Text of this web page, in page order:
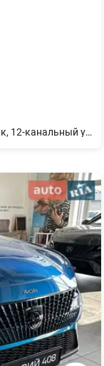
-Аудиосистема "Harman Kardon" 8+1 динамик, 12-канальный усилитель, сабвуфер, общая мощность 480 Вт -Панорамная сдвижная крыша -Светодиодные матричные фары IQ. Light ближнего и дальнего света с LED дневным светом, динамической корректировкой угла наклона света фар и динамическим поворотным светом вкл. динамическим регулированием дальнего света Dynamic Light Assist